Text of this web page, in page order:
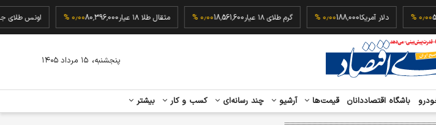
دلار آمریکا188,000 گرم طلای ۱۸ عیار 18,561,600 مثقال طلا ۱۸ عیار 80,396,000
باشگاه اقتصاددانان قیمت‌ها آرشیو چند رسانه‌ای کسب و کار بیشتر
پنجشنبه، ۱۵ مرداد ۱۴۰۵